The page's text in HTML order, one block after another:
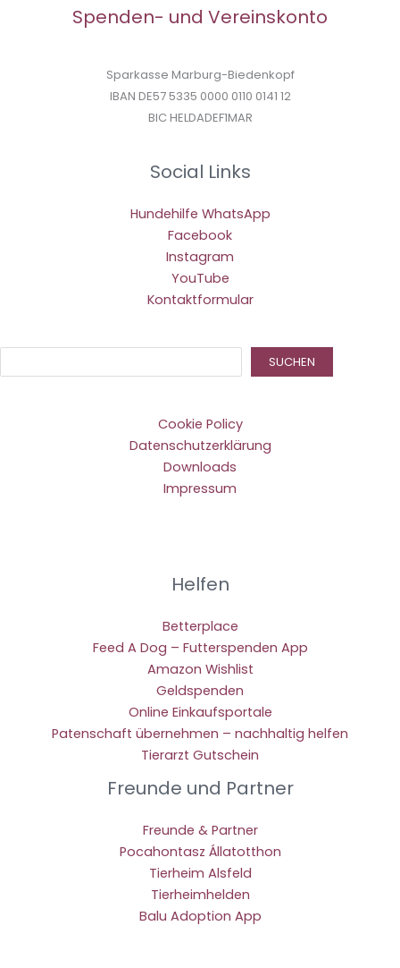
Spenden- und Vereinskonto
Sparkasse Marburg-Biedenkopf
IBAN DE57 5335 0000 0110 0141 12
BIC HELDADEF1MAR
Social Links
Hundehilfe WhatsApp
Facebook
Instagram
YouTube
Kontaktformular
SUCHEN
Cookie Policy
Datenschutzerklärung
Downloads
Impressum
Helfen
Betterplace
Feed A Dog – Futterspenden App
Amazon Wishlist
Geldspenden
Online Einkaufsportale
Patenschaft übernehmen – nachhaltig helfen
Tierarzt Gutschein
Freunde und Partner
Freunde & Partner
Pocahontasz Állatotthon
Tierheim Alsfeld
Tierheimhelden
Balu Adoption App